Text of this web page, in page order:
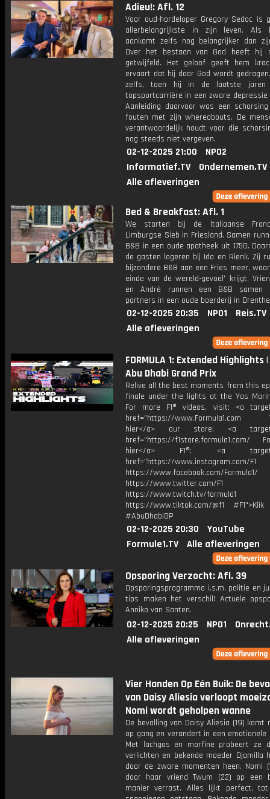
Adieu!: Afl. 12
Voor oud-hordeloper Gregory Sedoc is
allerbelangrijkste in zijn leven. Als
aankomt zelfs nog belangrijker dan
Over het bestaan van God heeft hij
getwijfeld. Het geloof geeft hem
ervaart dat hij door God wordt
zelfs, toen hij in de laatste jaren
topsportcarrière in een zware depressie
Aanleiding daarvoor was een
fouten met zijn whereabouts. De
verantwoordelijk houdt voor die
nog steeds niet vergeven.
02-12-2025 21:00
NPO2
Informatief.TV
Ondernemen.TV
Alle afleveringen
Bed & Breakfast: Afl. 1
We starten bij de Italiaanse
Limburgse Sieb in Friesland. Samen
B&B in een oude apotheek uit 1750.
de gasten logeren bij Ida en Rienk. Zij
bijzondere B&B aan een Fries meer,
einde van de wereld-gevoel' krijgt.
en André runnen een B&B samen
partners in een oude boerderij in
02-12-2025 20:35 NPO1
Reis.TV
Alle afleveringen
FORMULA 1: Extended Highlights
Abu Dhabi Grand Prix
Relive all the best moments from this
finale under the lights at the Yas
For more F1® videos, visit: <a
href="https://www.Formula1.com
hier</a> our store: <a
href="https://f1store.formula1.com/
hier</a> F1®: <a
href="https://www.instagram.com/F1
https://www.facebook.com/Formula1/
https://www.twitter.com/F1
https://www.twitch.tv/formula1
https://www.tiktok.com/@f1
#AbuDhabiGP
02-12-2025 20:30
YouTube
Formule1.TV
Alle afleveringen
Opsporing Verzocht: Afl. 39
Opsporingsprogramma i.s.m. politie en
tips maken het verschil! Actuele
Anniko van Santen.
02-12-2025 20:25 NPO1
Alle afleveringen
Vier Handen Op Eén Buik: De
van Daisy Aliesia verloopt
Nomi wordt geholpen wanne
De bevalling van Daisy Aliesia (19) komt
op gang en verandert in een emotionele
Met lachgas en morfine probeert ze
verlichten en bekende moeder Djamilla
door de zware momenten heen. Nomi
door haar vriend Twum (22) op een
manier verrast. Alles lijkt perfect,